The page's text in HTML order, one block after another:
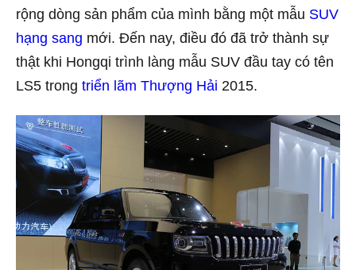
rộng dòng sản phẩm của mình bằng một mẫu SUV
hạng sang mới. Đến nay, điều đó đã trở thành sự
thật khi Hongqi trình làng mẫu SUV đầu tay có tên
LS5 trong triển lãm Thượng Hải 2015.